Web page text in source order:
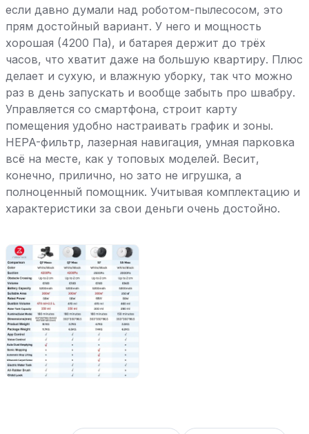
если давно думали над роботом-пылесосом, это
прям достойный вариант. У него и мощность
хорошая (4200 Па), и батарея держит до трёх
часов, что хватит даже на большую квартиру. Плюс
делает и сухую, и влажную уборку, так что можно
раз в день запускать и вообще забыть про швабру.
Управляется со смартфона, строит карту
помещения удобно настраивать график и зоны.
HEPA-фильтр, лазерная навигация, умная парковка
всё на месте, как у топовых моделей. Весит,
конечно, прилично, но зато не игрушка, а
полноценный помощник. Учитывая комплектацию и
характеристики за свои деньги очень достойно.